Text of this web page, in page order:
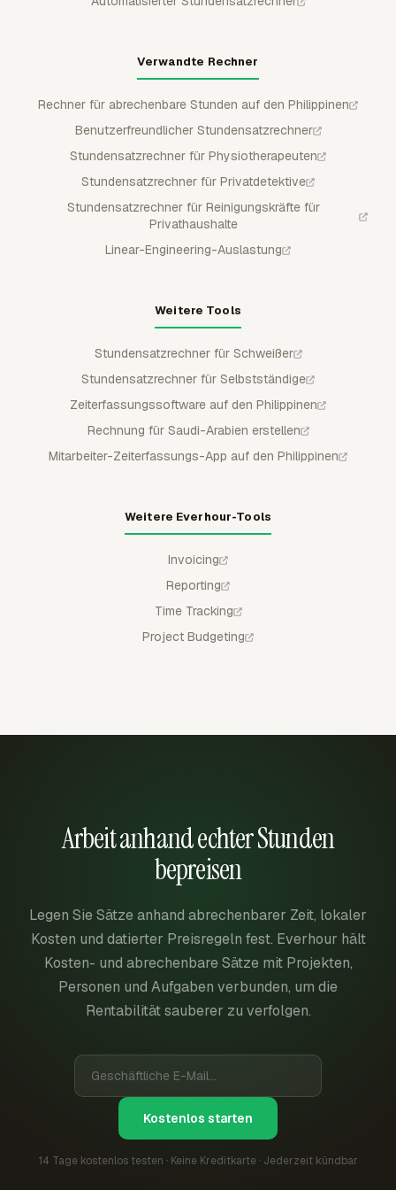
Verwandte Rechner
Rechner für abrechenbare Stunden auf den Philippinen
Benutzerfreundlicher Stundensatzrechner
Stundensatzrechner für Physiotherapeuten
Stundensatzrechner für Privatdetektive
Stundensatzrechner für Reinigungskräfte für
Privathaushalte
Linear-Engineering-Auslastung
Weitere Tools
Stundensatzrechner für Schweißer
Stundensatzrechner für Selbstständige
Zeiterfassungssoftware auf den Philippinen
Rechnung für Saudi-Arabien erstellen
Mitarbeiter-Zeiterfassungs-App auf den Philippinen
Weitere Everhour-Tools
Invoicing
Reporting
Time Tracking
Project Budgeting
Arbeit anhand echter Stunden
bepreisen
Legen Sie Sätze anhand abrechenbarer Zeit, lokaler
Kosten und datierter Preisregeln fest. Everhour hält
Kosten- und abrechenbare Sätze mit Projekten,
Personen und Aufgaben verbunden, um die
Rentabilität sauberer zu verfolgen.
Kostenlos starten
14 Tage kostenlos testen · Keine Kreditkarte · Jederzeit kündbar